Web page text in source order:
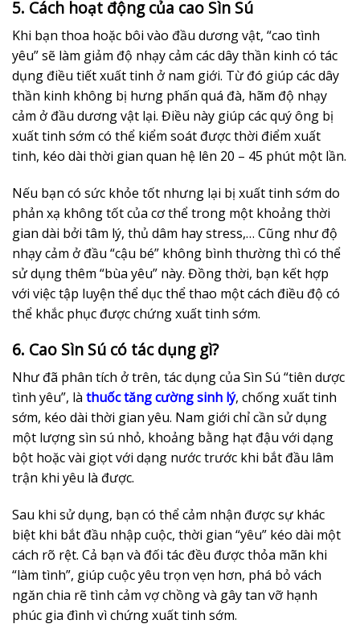
5. Cách hoạt động của cao Sìn Sú
Khi bạn thoa hoặc bôi vào đầu dương vật, “cao tình
yêu” sẽ làm giảm độ nhạy cảm các dây thần kinh có tác
dụng điều tiết xuất tinh ở nam giới. Từ đó giúp các dây
thần kinh không bị hưng phấn quá đà, hãm độ nhạy
cảm ở đầu dương vật lại. Điều này giúp các quý ông bị
xuất tinh sớm có thể kiểm soát được thời điểm xuất
tinh, kéo dài thời gian quan hệ lên 20 – 45 phút một lần.
Nếu bạn có sức khỏe tốt nhưng lại bị xuất tinh sớm do
phản xạ không tốt của cơ thể trong một khoảng thời
gian dài bởi tâm lý, thủ dâm hay stress,… Cũng như độ
nhạy cảm ở đầu “cậu bé” không bình thường thì có thể
sử dụng thêm “bùa yêu” này. Đồng thời, bạn kết hợp
với việc tập luyện thể dục thể thao một cách điều độ có
thể khắc phục được chứng xuất tinh sớm.
6. Cao Sìn Sú có tác dụng gì?
Như đã phân tích ở trên, tác dụng của Sìn Sú “tiên dược
tình yêu”, là thuốc tăng cường sinh lý, chống xuất tinh
sớm, kéo dài thời gian yêu. Nam giới chỉ cần sử dụng
một lượng sìn sú nhỏ, khoảng bằng hạt đậu với dạng
bột hoặc vài giọt với dạng nước trước khi bắt đầu lâm
trận khi yêu là được.
Sau khi sử dụng, bạn có thể cảm nhận được sự khác
biệt khi bắt đầu nhập cuộc, thời gian “yêu” kéo dài một
cách rõ rệt. Cả bạn và đối tác đều được thỏa mãn khi
“làm tình”, giúp cuộc yêu trọn vẹn hơn, phá bỏ vách
ngăn chia rẽ tình cảm vợ chồng và gây tan vỡ hạnh
phúc gia đình vì chứng xuất tinh sớm.